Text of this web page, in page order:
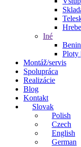
Iné
Ploty
Montáž/servis
Spolupráca
Realizácie
Blog
Kontakt
Slovak
Polish
Czech
English
German